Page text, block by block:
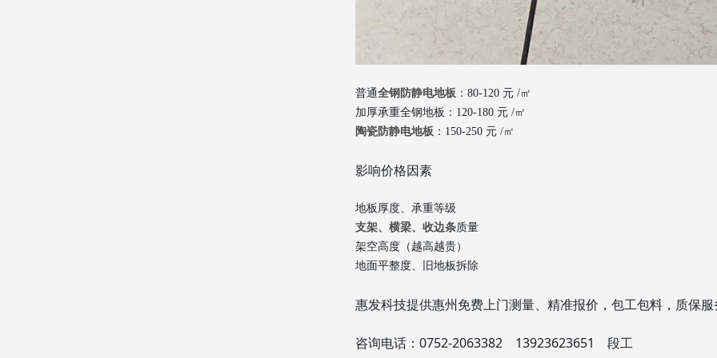
普通全钢防静电地板 ：80‑120 元 /㎡
加厚承重全钢地板：120‑180 元 /㎡
陶瓷防静电地板 ：150‑250 元 /㎡
影响价格因素
地板厚度、承重等级
支架、横梁、收边条质量
架空高度（越高越贵）
地面平整度、旧地板拆除
惠发科技提供惠州免费上门测量、精准报价，包工包料，质保
咨询电话：0752‑2063382 13923623651 段工